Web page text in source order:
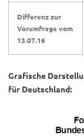
Differenz zur
Vorumfrage vom
13.07.16
Grafische
für Deutschland: